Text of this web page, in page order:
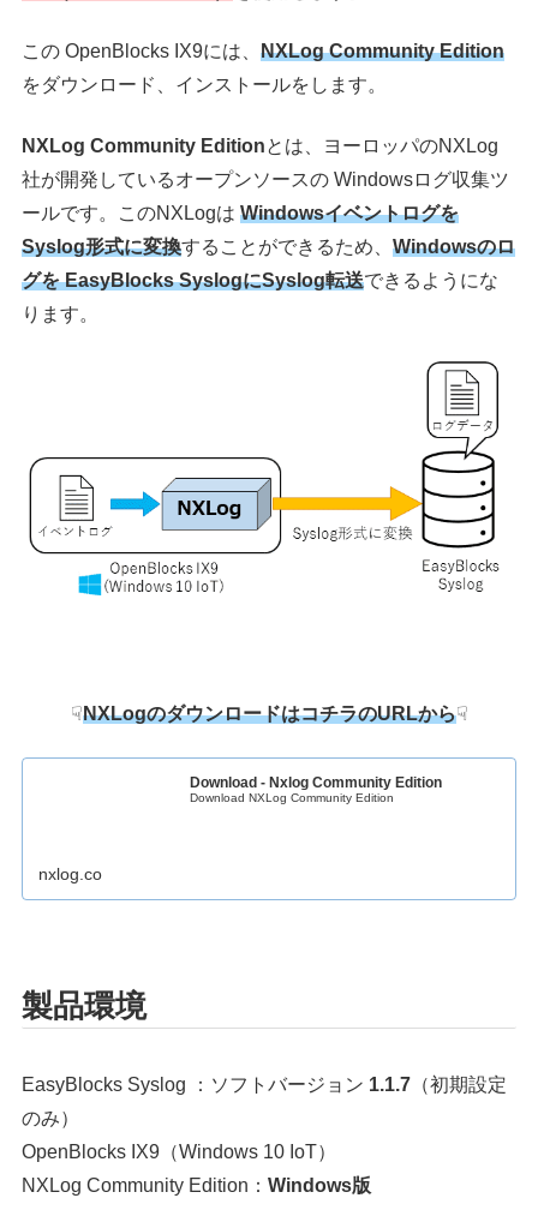
この OpenBlocks IX9には、NXLog Community Edition
をダウンロード、インストールをします。
NXLog Community Editionとは、ヨーロッパのNXLog
社が開発しているオープンソースの Windowsログ収集ツ
ールです。このNXLogはWindowsイベントログを
Syslog形式に変換することができるため、Windowsのロ
グを EasyBlocks SyslogにSyslog転送できるようにな
ります。
☟NXLogのダウンロードはコチラのURLから☟
Download - Nxlog Community Edition
Download NXLog Community Edition
nxlog.co
製品環境
EasyBlocks Syslog ：ソフトバージョン 1.1.7 （初期設定
のみ）
OpenBlocks IX9（Windows 10 IoT）
NXLog Community Edition：Windows版